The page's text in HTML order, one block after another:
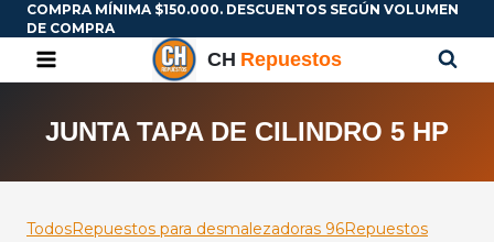
COMPRA MÍNIMA $150.000. DESCUENTOS SEGÚN VOLUMEN
DE COMPRA
JUNTA TAPA DE CILINDRO 5 HP
TodosRepuestos para desmalezadoras 96Repuestos